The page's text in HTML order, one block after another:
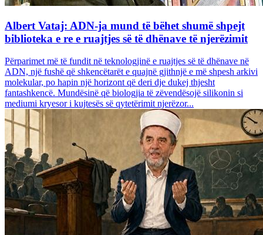
Albert Vataj: ADN-ja mund të bëhet shumë shpejt
biblioteka e re e ruajtjes së të dhënave të njerëzimit
Përparimet më të fundit në teknologjinë e ruajtjes së të dhënave në
ADN, një fushë që shkencëtarët e quajnë gjithnjë e më shpesh arkivi
molekular, po hapin një horizont që deri dje dukej thjesht
fantashkencë. Mundësinë që biologjia të zëvendësojë silikonin si
mediumi kryesor i kujtesës së qytetërimit njerëzor...